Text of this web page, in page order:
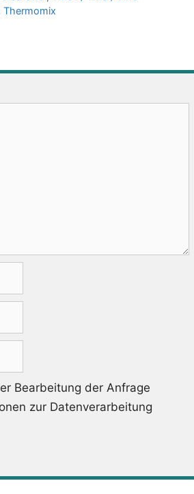
Thermomix
Bearbeitung der Anfrage
zur Datenverarbeitung